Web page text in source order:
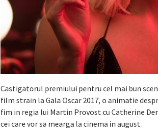
Castigatorul premiului pentru cel mai bun
film strain la Gala Oscar 2017, o animatie
fim in regia lui Martin Provost cu Catherine
cei care vor sa mearga la cinema in august.